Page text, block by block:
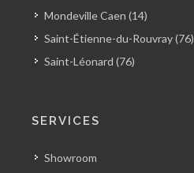
Mondeville Caen (14)
Saint-Étienne-du-Rouvray (76)
Saint-Léonard (76)
SERVICES
Showroom